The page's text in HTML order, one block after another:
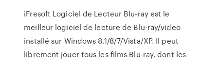
iFresoft Logiciel de Lecteur Blu-ray est le
meilleur logiciel de lecture de Blu-ray/video
installé sur Windows 8.1/8/7/Vista/XP. Il peut
librement jouer tous les films Blu-ray, dont les